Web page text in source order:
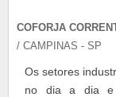
COFORJA
/ CAMPINAS - SP
Os setores
no dia a dia e